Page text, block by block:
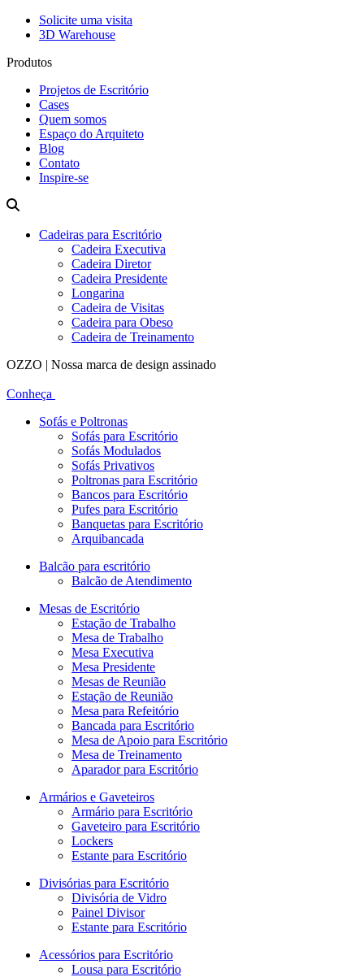
Solicite uma visita
3D Warehouse
Produtos
Projetos de Escritório
Cases
Quem somos
Espaço do Arquiteto
Blog
Contato
Inspire-se
Cadeiras para Escritório
Cadeira Executiva
Cadeira Diretor
Cadeira Presidente
Longarina
Cadeira de Visitas
Cadeira para Obeso
Cadeira de Treinamento
OZZO | Nossa marca de design assinado
Conheça
Sofás e Poltronas
Sofás para Escritório
Sofás Modulados
Sofás Privativos
Poltronas para Escritório
Bancos para Escritório
Pufes para Escritório
Banquetas para Escritório
Arquibancada
Balcão para escritório
Balcão de Atendimento
Mesas de Escritório
Estação de Trabalho
Mesa de Trabalho
Mesa Executiva
Mesa Presidente
Mesas de Reunião
Estação de Reunião
Mesa para Refeitório
Bancada para Escritório
Mesa de Apoio para Escritório
Mesa de Treinamento
Aparador para Escritório
Armários e Gaveteiros
Armário para Escritório
Gaveteiro para Escritório
Lockers
Estante para Escritório
Divisórias para Escritório
Divisória de Vidro
Painel Divisor
Estante para Escritório
Acessórios para Escritório
Lousa para Escritório